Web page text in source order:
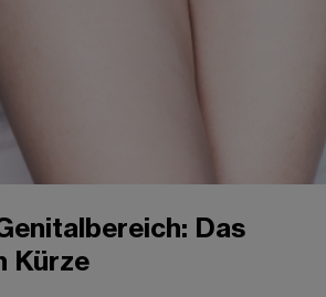
Das
Kürze